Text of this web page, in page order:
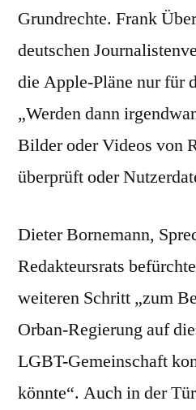
Grundrechte. Frank
deutschen
die Apple-Pläne nur für
„Werden dann
Bilder oder Videos von
überprüft oder
Dieter Bornemann,
Redakteursrats
weiteren Schritt „zum
Orban-Regierung auf
LGBT-Gemeinschaft
könnte“. Auch in der